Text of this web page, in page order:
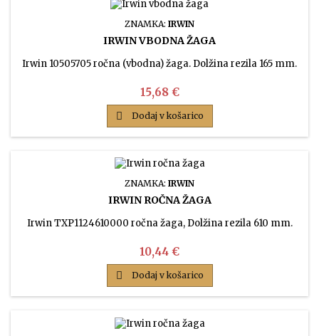
ZNAMKA: IRWIN
IRWIN VBODNA ŽAGA
Irwin 10505705 ročna (vbodna) žaga. Dolžina rezila 165 mm.
Cena
15,68 €
 Dodaj v košarico
ZNAMKA: IRWIN
IRWIN ROČNA ŽAGA
Irwin TXP1124610000 ročna žaga, Dolžina rezila 610 mm.
Cena
10,44 €
 Dodaj v košarico